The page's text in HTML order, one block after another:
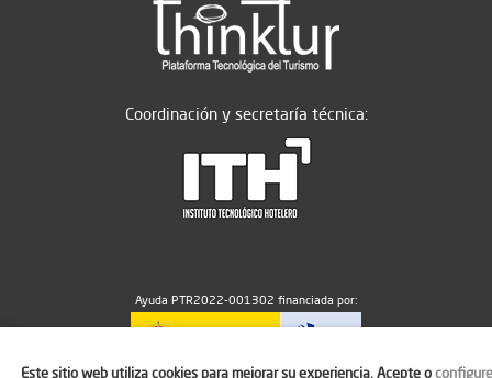
Coordinación y secretaría técnica:
Ayuda PTR2022-001302 financiada por:
Este sitio web utiliza cookies para mejorar su experiencia. Acepte oconfigure